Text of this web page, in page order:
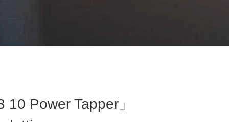
Power Tapper」